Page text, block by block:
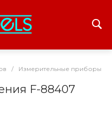
/ Измерительные приборы
F-88407